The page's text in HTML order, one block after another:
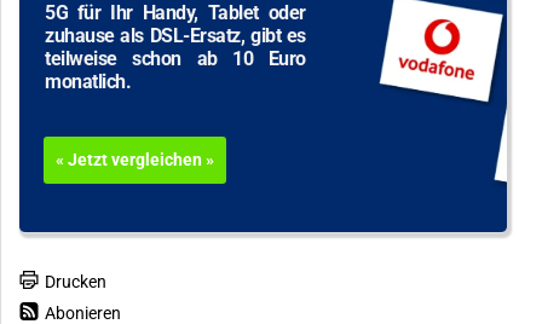
5G für Ihr Handy, Tablet oder
zuhause als DSL-Ersatz, gibt es
teilweise schon ab 10 Euro
monatlich.
« Jetzt vergleichen »
Drucken
Abonieren